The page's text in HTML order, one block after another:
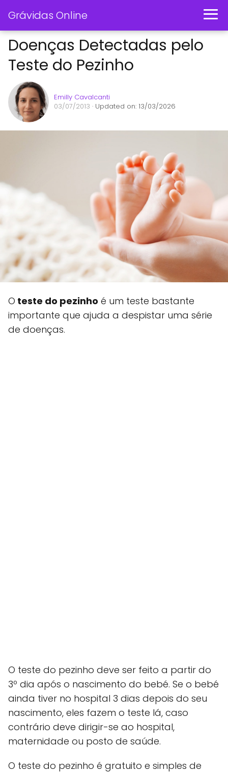
Grávidas Online
Doenças Detectadas pelo
Teste do Pezinho
Emilly Cavalcanti
03/07/2013 · Updated on: 13/03/2026
O teste do pezinho é um teste bastante
importante que ajuda a despistar uma série
de doenças.
O teste do pezinho deve ser feito a partir do
3º dia após o nascimento do bebé. Se o bebé
ainda tiver no hospital 3 dias depois do seu
nascimento, eles fazem o teste lá, caso
contrário deve dirigir-se ao hospital,
maternidade ou posto de saúde.
O teste do pezinho é gratuito e simples de